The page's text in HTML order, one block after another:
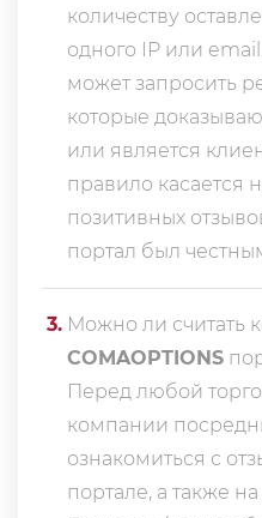
количеству
одного IP или
может запросить
которые
или является
правило касается
позитивных
портал был
3. Можно ли считать
COMAOPTIONS
Перед любой
компании
ознакомиться с
портале, а также